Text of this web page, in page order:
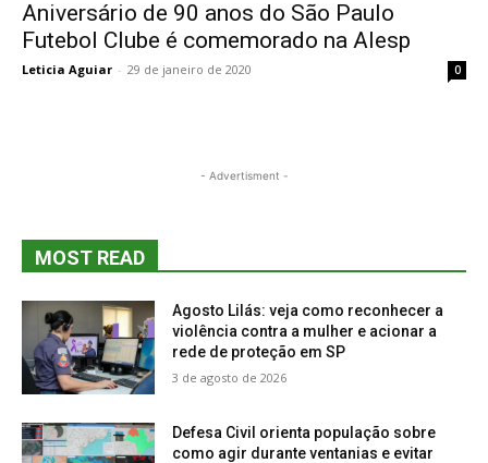
Aniversário de 90 anos do São Paulo
Futebol Clube é comemorado na Alesp
Leticia Aguiar - 29 de janeiro de 2020 0
- Advertisment -
MOST READ
Agosto Lilás: veja como reconhecer a
violência contra a mulher e acionar a
rede de proteção em SP
3 de agosto de 2026
Defesa Civil orienta população sobre
como agir durante ventanias e evitar